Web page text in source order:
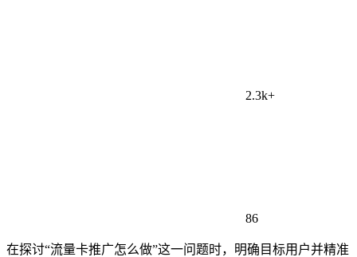
2.3k+
86
在探讨“流量卡推广怎么做”这一问题时，明确目标用户并精准